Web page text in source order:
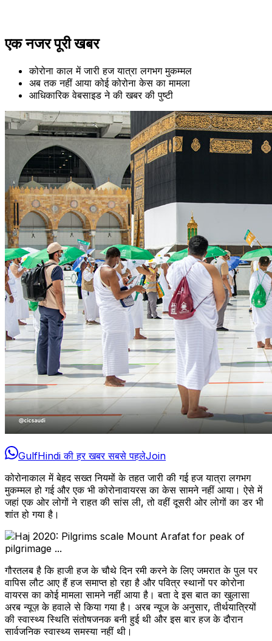
एक नजर पूरी खबर
कोरोना काल में जारी हज यात्रा लगभग मुकम्मल
अब तक नहीं आया कोई कोरोना केस का मामला
आधिकारिक वेबसाइड ने की खबर की पुष्टी
GulfHindi की हर खबर सबसे पहलेJoin
कोरोनाकाल में बेहद सख्त नियमों के तहत जारी की गई हज यात्रा लगभग
मुकम्मल हो गई और एक भी कोरोनावायरस का केस सामने नहीं आया। ऐसे में
जहां एक ओर लोगों ने राहत की सांस ली, तो वहीं दूसरी ओर लोगों का डर भी
शांत हो गया है।
गौरतलब है कि हाजी हज के चौथे दिन रमी करने के लिए जमरात के पुल पर
वापिस लौट आए हैं हज समाप्त हो रहा है और पवित्र स्थानों पर कोरोना
वायरस का कोई मामला सामने नहीं आया है। बता दे इस बात का खुलासा
अरब न्यूज़ के हवाले से किया गया है। अरब न्यूज के अनुसार, तीर्थयात्रियों
की स्वास्थ्य स्थिति संतोषजनक बनी हुई थी और इस बार हज के दौरान
सार्वजनिक स्वास्थ्य समस्या नहीं थी।